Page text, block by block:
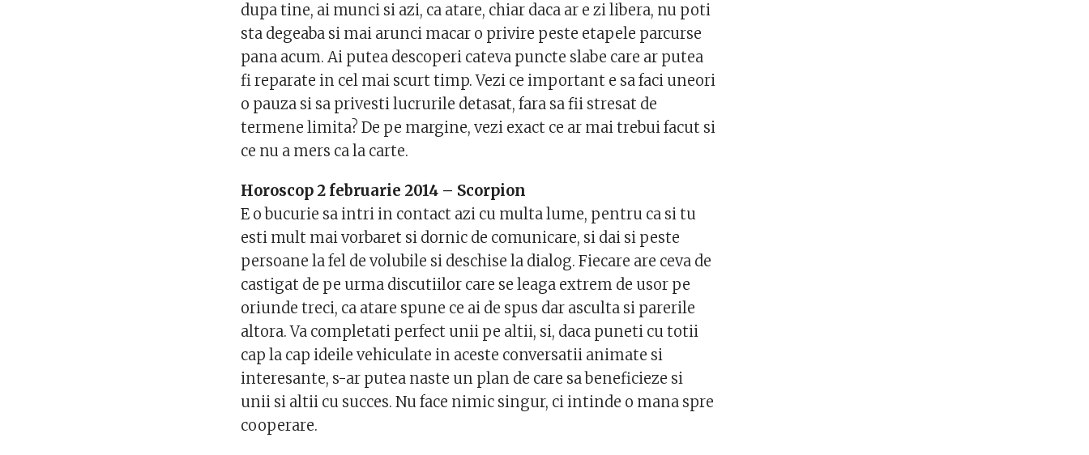
dupa tine, ai munci si azi, ca atare, chiar daca ar e zi libera, nu poti
sta degeaba si mai arunci macar o privire peste etapele parcurse
pana acum. Ai putea descoperi cateva puncte slabe care ar putea
fi reparate in cel mai scurt timp. Vezi ce important e sa faci uneori
o pauza si sa privesti lucrurile detasat, fara sa fii stresat de
termene limita? De pe margine, vezi exact ce ar mai trebui facut si
ce nu a mers ca la carte.
Horoscop 2 februarie 2014 – Scorpion
E o bucurie sa intri in contact azi cu multa lume, pentru ca si tu
esti mult mai vorbaret si dornic de comunicare, si dai si peste
persoane la fel de volubile si deschise la dialog. Fiecare are ceva de
castigat de pe urma discutiilor care se leaga extrem de usor pe
oriunde treci, ca atare spune ce ai de spus dar asculta si parerile
altora. Va completati perfect unii pe altii, si, daca puneti cu totii
cap la cap ideile vehiculate in aceste conversatii animate si
interesante, s-ar putea naste un plan de care sa beneficieze si
unii si altii cu succes. Nu face nimic singur, ci intinde o mana spre
cooperare.